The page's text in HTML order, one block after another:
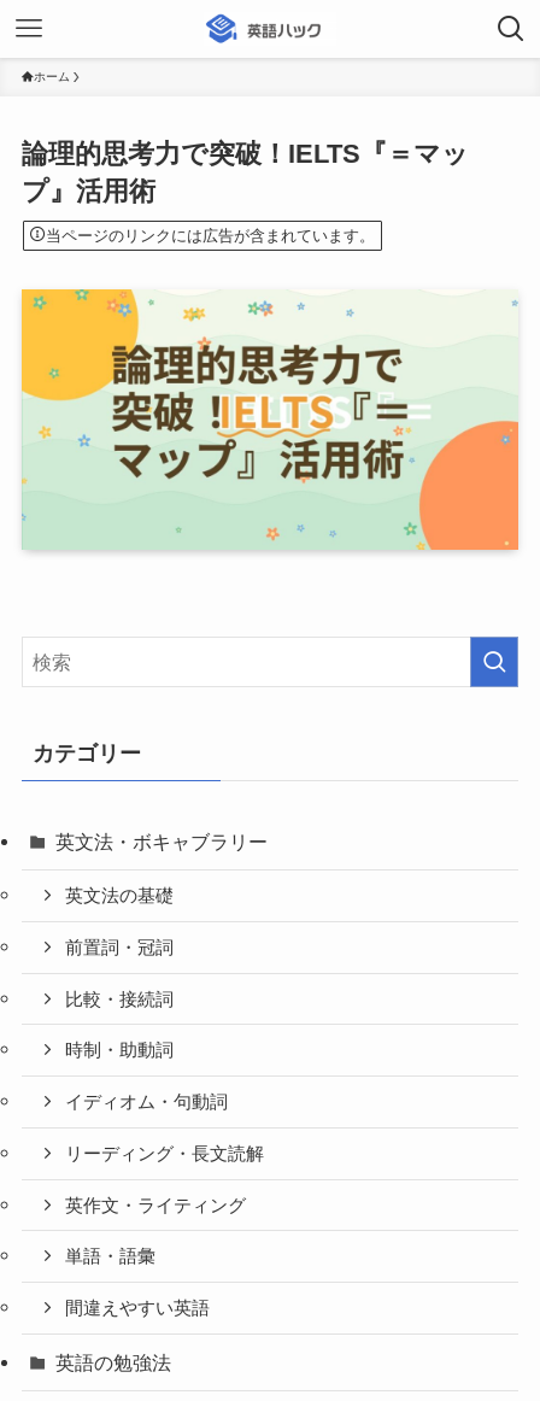
ホーム
論理的思考力で突破！IELTS『＝マッ
プ』活用術
当ページのリンクには広告が含まれています。
カテゴリー
英文法・ボキャブラリー
英文法の基礎
前置詞・冠詞
比較・接続詞
時制・助動詞
イディオム・句動詞
リーディング・長文読解
英作文・ライティング
単語・語彙
間違えやすい英語
英語の勉強法